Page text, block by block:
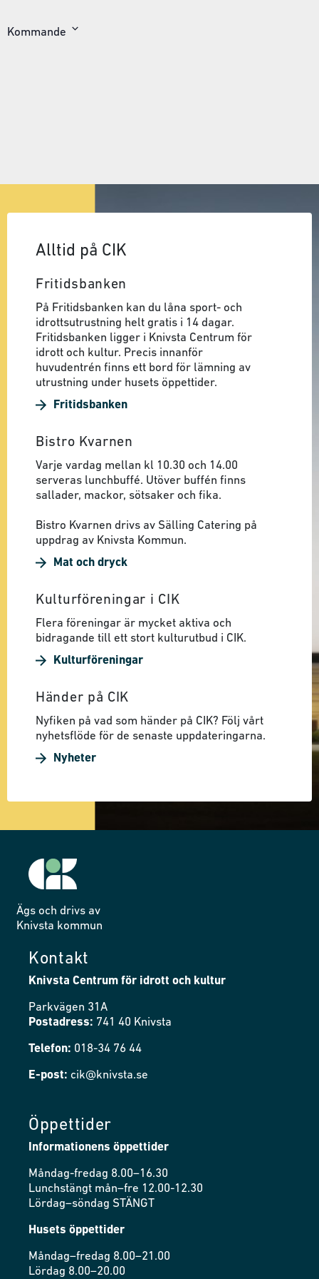
Kommande
Alltid på CIK
Fritidsbanken
På Fritidsbanken kan du låna sport- och
idrottsutrustning helt gratis i 14 dagar.
Fritidsbanken ligger i Knivsta Centrum för
idrott och kultur. Precis innanför
huvudentrén finns ett bord för lämning av
utrustning under husets öppettider.
Fritidsbanken
Bistro Kvarnen
Varje vardag mellan kl 10.30 och 14.00
serveras lunchbuffé. Utöver buffén finns
sallader, mackor, sötsaker och fika.
Bistro Kvarnen drivs av Sälling Catering på
uppdrag av Knivsta Kommun.
Mat och dryck
Kulturföreningar i CIK
Flera föreningar är mycket aktiva och
bidragande till ett stort kulturutbud i CIK.
Kulturföreningar
Händer på CIK
Nyfiken på vad som händer på CIK? Följ vårt
nyhetsflöde för de senaste uppdateringarna.
Nyheter
Ägs och drivs av
Knivsta kommun
Kontakt
Knivsta Centrum för idrott och kultur
Parkvägen 31A
Postadress: 741 40 Knivsta
Telefon: 018-34 76 44
E-post: cik@knivsta.se
Öppettider
Informationens öppettider
Måndag-fredag 8.00–16.30
Lunchstängt mån–fre 12.00-12.30
Lördag–söndag STÄNGT
Husets öppettider
Måndag–fredag 8.00–21.00
Lördag 8.00–20.00